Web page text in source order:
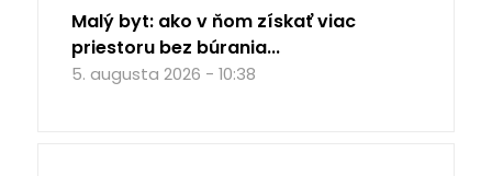
Malý byt: ako v ňom získať viac
priestoru bez búrania...
5. augusta 2026 - 10:38